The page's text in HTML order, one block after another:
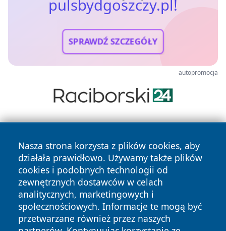
pulsbydgoszczy.pl!
SPRAWDŹ SZCZEGÓŁY
autopromocja
Nasza strona korzysta z plików cookies, aby
działała prawidłowo. Używamy także plików
cookies i podobnych technologii od
zewnętrznych dostawców w celach
analitycznych, marketingowych i
społecznościowych. Informacje te mogą być
przetwarzane również przez naszych
Copyright © 2026 pulsbydgoszczy.pl Wszystkie prawa
zastrzeżone.